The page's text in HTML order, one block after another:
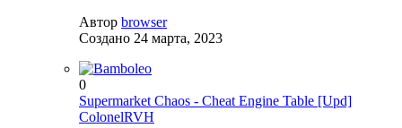
Автор browser
Создано 24 марта, 2023
0
Supermarket Chaos - Cheat Engine Table [Upd]
ColonelRVH